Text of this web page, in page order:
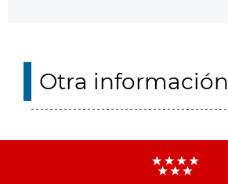
Otra información